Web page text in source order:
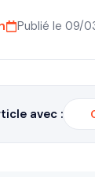
Publié le 09/
avec :